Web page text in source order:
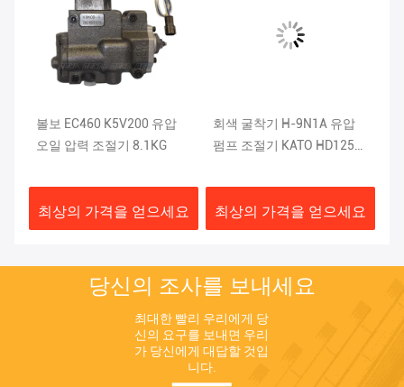
볼보 EC460 K5V200 유압
오일 압력 조절기 8.1KG
최상의 가격을 얻으세요
회색 굴착기 H-9N1A 유압
펌프 조절기 KATO HD1250
최상의 가격을 얻으세요
당신의 조사를 보내세요
최대한 빨리 우리에게 당
신의 요구를 보내면 우리
가 당신에게 대답할 것입
니다.